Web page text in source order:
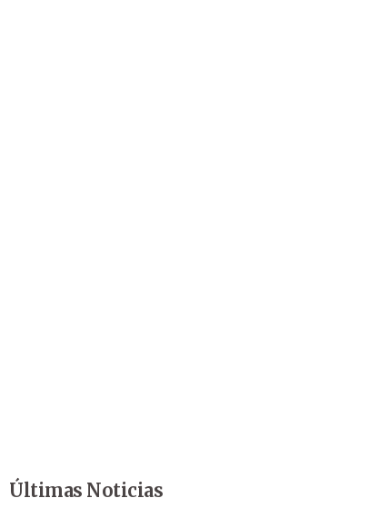
Últimas Noticias